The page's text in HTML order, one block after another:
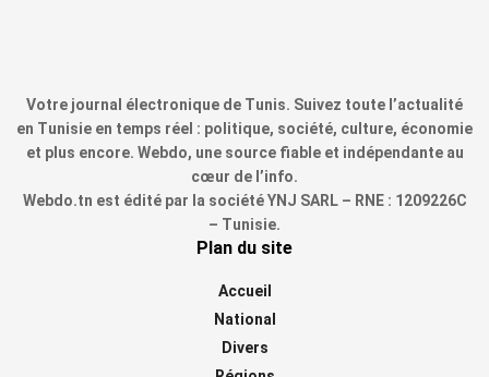
Votre journal électronique de Tunis. Suivez toute l’actualité
en Tunisie en temps réel : politique, société, culture, économie
et plus encore. Webdo, une source fiable et indépendante au
cœur de l’info.
Webdo.tn est édité par la société YNJ SARL – RNE : 1209226C
– Tunisie.
Plan du site
Accueil
National
Divers